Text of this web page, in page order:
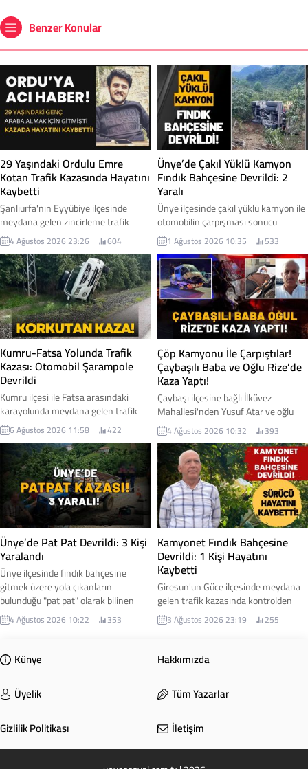
Benzer Konular
29 Yaşındaki Ordulu Emre
Kotan Trafik Kazasında Hayatını
Kaybetti
Şanlıurfa'nın Eyyübiye ilçesinde
meydana gelen zincirleme trafik
kazasında, Ordu'nun Ulubey ilçesi
nüfusuna kayıtlı 29 yaşındaki Emre
Kotan hayatını kaybetti. Araba almak
için Şanlıurfa'ya gittiği öğrenilen
gençten gelen acı haber, memleketini
yasa boğdu. İşte detaylar...
4 Ağustos 2026 23:26 604
Ünye’de Çakıl Yüklü Kamyon
Fındık Bahçesine Devrildi: 2
Yaralı
Ünye ilçesinde çakıl yüklü kamyon ile
otomobilin çarpışması sonucu
meydana gelen trafik kazasında iki
kişi yaralanırken, kontrolden çıkan
kamyon yol kenarındaki fındık
bahçesine savruldu. İşte detaylar...
1 Ağustos 2026 10:35 533
Kumru-Fatsa Yolunda Trafik
Kazası: Otomobil Şarampole
Devrildi
Kumru ilçesi ile Fatsa arasındaki
karayolunda meydana gelen trafik
kazasında bir otomobil şarampole
devrildi.
6 Ağustos 2026 11:58 422
Çöp Kamyonu İle Çarpıştılar!
Çaybaşılı Baba ve Oğlu Rize’de
Kaza Yaptı!
Çaybaşı ilçesine bağlı İlküvez
Mahallesi'nden Yusuf Atar ve oğlu
Okan Atar, Rize'de geçirdikleri trafik
kazasında yaralandı. Baba ve oğlunun
hastanede tedavi altına alındığı,
sağlık durumlarının iyi olduğu
öğrenildi.
4 Ağustos 2026 10:32 393
Ünye’de Pat Pat Devrildi: 3 Kişi
Yaralandı
Ünye ilçesinde fındık bahçesine
gitmek üzere yola çıkanların
bulunduğu "pat pat" olarak bilinen
tarım aracının devrilmesi sonucu
meydana gelen kazada 3 kişi
4 Ağustos 2026 10:22 353
Kamyonet Fındık Bahçesine
Devrildi: 1 Kişi Hayatını
Kaybetti
Giresun'un Güce ilçesinde meydana
gelen trafik kazasında kontrolden
çıkan kamyonetin fındık bahçesine
devrilmesi sonucu 62 yaşındaki
3 Ağustos 2026 23:19 255
Künye
Hakkımızda
Üyelik
Tüm Yazarlar
Gizlilik Politikası
İletişim